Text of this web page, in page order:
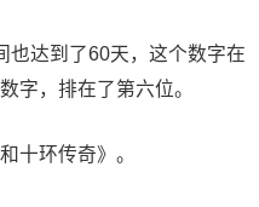
也达到了60天，这个数字在
字，排在了第六位。
十环传奇》。